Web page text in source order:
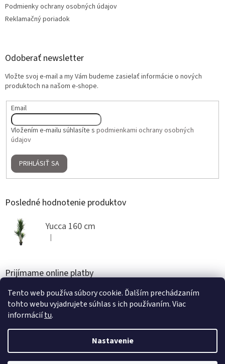
Tento web používa súbory cookie. Ďalším prechádzaním
tohto webu vyjadrujete súhlas s ich používaním. Viac
informáciítu.
Nastavenie
Podmienky ochrany osobných údajov
Reklamačný poriadok
Odoberať newsletter
Vložte svoj e-mail a my Vám budeme zasielať informácie o nových
produktoch na našom e-shope.
Email
Vložením e-mailu súhlasíte s podmienkami ochrany osobných
údajov
PRIHLÁSIŤ SA
Posledné hodnotenie produktov
Yucca 160 cm
Hodnotenie produktu je 5 z 5 hviezdičiek.
|
Prijímame online platby
Vytvoril Shoptet